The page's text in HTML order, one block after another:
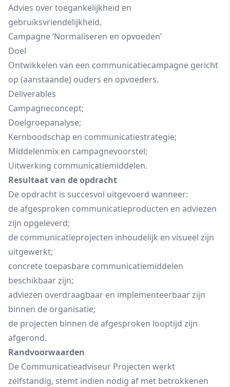
Advies over toegankelijkheid en
gebruiksvriendelijkheid.
Campagne ‘Normaliseren en opvoeden’
Doel
Ontwikkelen van een communicatiecampagne gericht
op (aanstaande) ouders en opvoeders.
Deliverables
Campagneconcept;
Doelgroepanalyse;
Kernboodschap en communicatiestrategie;
Middelenmix en campagnevoorstel;
Uitwerking communicatiemiddelen.
Resultaat van de opdracht
De opdracht is succesvol uitgevoerd wanneer:
de afgesproken communicatieproducten en adviezen
zijn opgeleverd;
de communicatieprojecten inhoudelijk en visueel zijn
uitgewerkt;
concrete toepasbare communicatiemiddelen
beschikbaar zijn;
adviezen overdraagbaar en implementeerbaar zijn
binnen de organisatie;
de projecten binnen de afgesproken looptijd zijn
afgerond.
Randvoorwaarden
De Communicatieadviseur Projecten werkt
zelfstandig, stemt indien nodig af met betrokkenen